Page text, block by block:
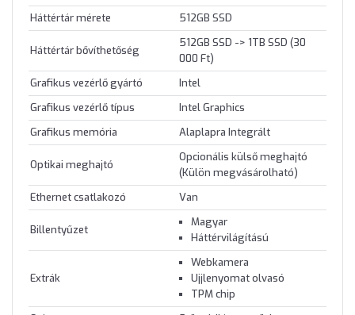
Háttértár mérete
512GB SSD
Háttértár bővíthetőség
512GB SSD -> 1TB SSD (30
000 Ft)
Grafikus vezérlő gyártó
Intel
Grafikus vezérlő típus
Intel Graphics
Grafikus memória
Alaplapra Integrált
Optikai meghajtó
Opcionális külső meghajtó
(Külön megvásárolható)
Ethernet csatlakozó
Van
Billentyűzet
Magyar
Háttérvilágítású
Extrák
Webkamera
Ujjlenyomat olvasó
TPM chip